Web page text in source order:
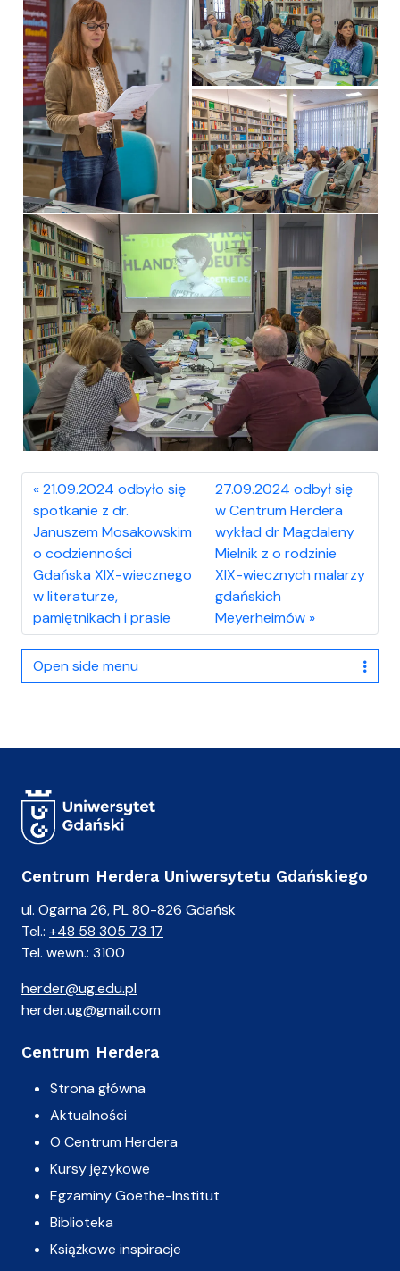
21.09.2024 odbyło się
spotkanie z dr.
Januszem Mosakowskim
o codzienności
Gdańska XIX-wiecznego
w literaturze,
pamiętnikach i prasie
27.09.2024 odbył się
w Centrum Herdera
wykład dr Magdaleny
Mielnik z o rodzinie
XIX-wiecznych malarzy
gdańskich
Meyerheimów
Open side menu
Centrum Herdera Uniwersytetu Gdańskiego
ul. Ogarna 26, PL 80-826 Gdańsk
Tel.: +48 58 305 73 17
Tel. wewn.: 3100
herder@ug.edu.pl
herder.ug@gmail.com
Centrum Herdera
Strona główna
Aktualności
O Centrum Herdera
Kursy językowe
Egzaminy Goethe-Institut
Biblioteka
Książkowe inspiracje